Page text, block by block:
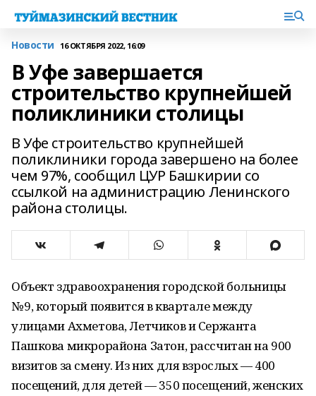
Новости 16 ОКТЯБРЯ 2022, 16:09
В Уфе завершается
строительство крупнейшей
поликлиники столицы
В Уфе строительство крупнейшей
поликлиники города завершено на более
чем 97%, сообщил ЦУР Башкирии со
ссылкой на администрацию Ленинского
района столицы.
Объект здравоохранения городской больницы
№ 9, который появится в квартале между
улицами Ахметова, Летчиков и Сержанта
Пашкова микрорайона Затон, рассчитан на 900
визитов за смену. Из них для взрослых — 400
посещений, для детей — 350 посещений, женских